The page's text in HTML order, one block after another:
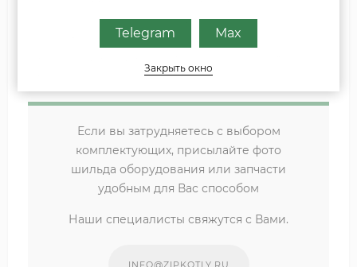
9K11, 9KR11 12K11 Скат 12K11, 12KR11 15K11 Скат 15K11,
15KR11 18K11 Скат 18K11, 18KR11 21K11 Скат 21K11, 21KR11
Если вы затрудняетесь с выбором
комплектующих, присылайте фото
шильда оборудования или запчасти
удобным для Вас способом
Наши специалисты свяжутся с Вами.
INFO@ZIPKOTLY.RU
Telegram Max
Закрыть окно